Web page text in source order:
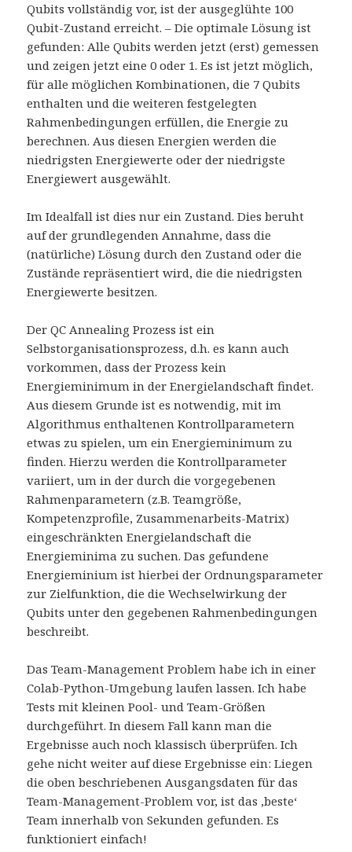
Qubits vollständig vor, ist der ausgeglühte 100
Qubit-Zustand erreicht. – Die optimale Lösung ist
gefunden: Alle Qubits werden jetzt (erst) gemessen
und zeigen jetzt eine 0 oder 1. Es ist jetzt möglich,
für alle möglichen Kombinationen, die 7 Qubits
enthalten und die weiteren festgelegten
Rahmenbedingungen erfüllen, die Energie zu
berechnen. Aus diesen Energien werden die
niedrigsten Energiewerte oder der niedrigste
Energiewert ausgewählt.
Im Idealfall ist dies nur ein Zustand. Dies beruht
auf der grundlegenden Annahme, dass die
(natürliche) Lösung durch den Zustand oder die
Zustände repräsentiert wird, die die niedrigsten
Energiewerte besitzen.
Der QC Annealing Prozess ist ein
Selbstorganisationsprozess, d.h. es kann auch
vorkommen, dass der Prozess kein
Energieminimum in der Energielandschaft findet.
Aus diesem Grunde ist es notwendig, mit im
Algorithmus enthaltenen Kontrollparametern
etwas zu spielen, um ein Energieminimum zu
finden. Hierzu werden die Kontrollparameter
variiert, um in der durch die vorgegebenen
Rahmenparametern (z.B. Teamgröße,
Kompetenzprofile, Zusammenarbeits-Matrix)
eingeschränkten Energielandschaft die
Energieminima zu suchen. Das gefundene
Energieminium ist hierbei der Ordnungsparameter
zur Zielfunktion, die die Wechselwirkung der
Qubits unter den gegebenen Rahmenbedingungen
beschreibt.
Das Team-Management Problem habe ich in einer
Colab-Python-Umgebung laufen lassen. Ich habe
Tests mit kleinen Pool- und Team-Größen
durchgeführt. In diesem Fall kann man die
Ergebnisse auch noch klassisch überprüfen. Ich
gehe nicht weiter auf diese Ergebnisse ein: Liegen
die oben beschriebenen Ausgangsdaten für das
Team-Management-Problem vor, ist das ‚beste‘
Team innerhalb von Sekunden gefunden. Es
funktioniert einfach!